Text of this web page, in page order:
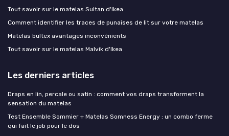
Tout savoir sur le matelas Sultan d'Ikea
Comment identifier les traces de punaises de lit sur votre matelas
Matelas bultex avantages inconvénients
Tout savoir sur le matelas Malvik d'Ikea
Les derniers articles
Draps en lin, percale ou satin : comment vos draps transforment la
sensation du matelas
Test Ensemble Sommier + Matelas Somness Energy : un combo ferme
qui fait le job pour le dos